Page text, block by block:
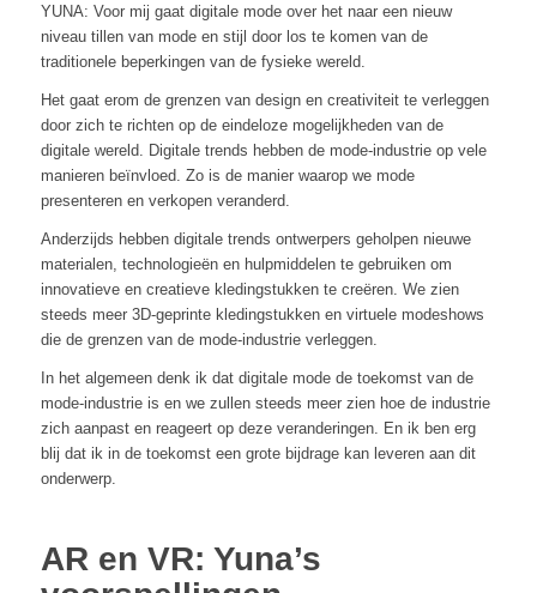
YUNA: Voor mij gaat digitale mode over het naar een nieuw
niveau tillen van mode en stijl door los te komen van de
traditionele beperkingen van de fysieke wereld.
Het gaat erom de grenzen van design en creativiteit te verleggen
door zich te richten op de eindeloze mogelijkheden van de
digitale wereld. Digitale trends hebben de mode-industrie op vele
manieren beïnvloed. Zo is de manier waarop we mode
presenteren en verkopen veranderd.
Anderzijds hebben digitale trends ontwerpers geholpen nieuwe
materialen, technologieën en hulpmiddelen te gebruiken om
innovatieve en creatieve kledingstukken te creëren. We zien
steeds meer 3D-geprinte kledingstukken en virtuele modeshows
die de grenzen van de mode-industrie verleggen.
In het algemeen denk ik dat digitale mode de toekomst van de
mode-industrie is en we zullen steeds meer zien hoe de industrie
zich aanpast en reageert op deze veranderingen. En ik ben erg
blij dat ik in de toekomst een grote bijdrage kan leveren aan dit
onderwerp.
AR en VR: Yuna’s